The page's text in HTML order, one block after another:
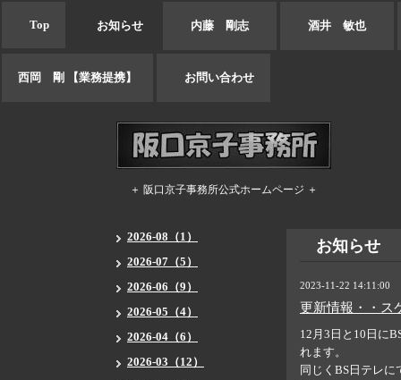
Top お知らせ 内藤 剛志 酒井 敏也
西岡 剛 【業務提携】 お問い合わせ
＋ 阪口京子事務所公式ホームページ ＋
お知らせ
2023-11-22 14:11:00
更新情報・・ス
12月3日と10日に
れます。
同じくBS日テレ
2026-08（1）
2026-07（5）
2026-06（9）
2026-05（4）
2026-04（6）
2026-03（12）